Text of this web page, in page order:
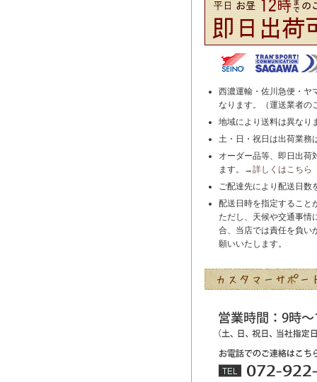
西濃運輸・佐川急便・ヤ
なります。（運送業者の
地域により送料は異なり
土・日・祝日は出荷業務
オーダー品等、即日出荷
ます。→詳しくはこちら
ご配達先により配送日数
配送日時を指定すること
ただし、天候や交通事情
合、当店では責任を負い
願いいたします。